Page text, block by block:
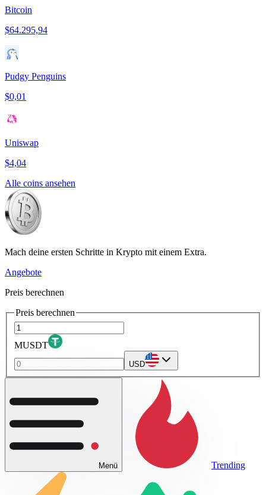
Bitcoin
$64.295,94
Pudgy Penguins
$0,01
Uniswap
$4,04
Alle coins ansehen
Mach deine ersten Schritte in Krypto mit einem Extra.
Angebote
Preis berechnen
Preis berechnen
MUSDT
USD
Menü Trending